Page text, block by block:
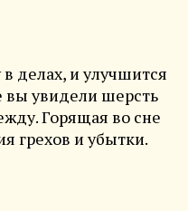
делах, и улучшится
вы увидели шерсть
Горящая во сне
грехов и убытки.